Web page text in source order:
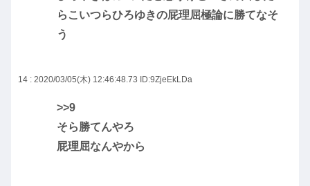
らこいつらひろゆきの屁理屈極論に勝てなそ
う
14 : 2020/03/05(木) 12:46:48.73 ID:9ZjeEkLDa
>>9
そら勝てんやろ
屁理屈なんやから